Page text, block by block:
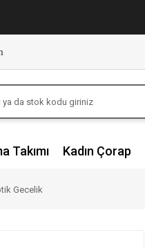
Takımı Kadın Çorap
Gecelik